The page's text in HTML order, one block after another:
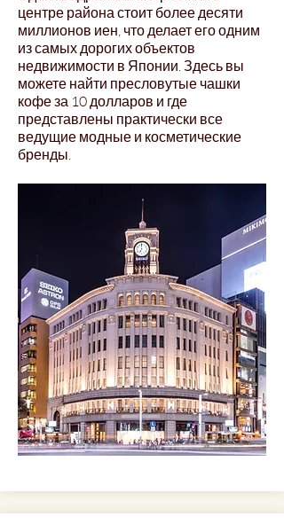
центре района стоит более десяти
миллионов иен, что делает его одним
из самых дорогих объектов
недвижимости в Японии. Здесь вы
можете найти пресловутые чашки
кофе за 10 долларов и где
представлены практически все
ведущие модные и косметические
бренды.